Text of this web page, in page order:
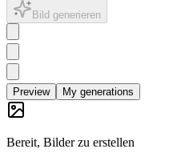
Bild generieren
Preview My generations
Bereit, Bilder zu erstellen